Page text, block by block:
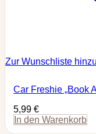
Zur Wunschliste
Car Freshie „Book
5,99 €
In den Warenkorb